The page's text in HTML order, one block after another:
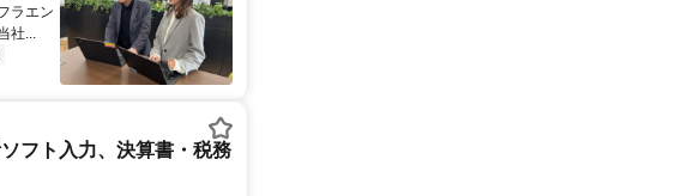
ラエン
社...
フト入力、決算書・税務